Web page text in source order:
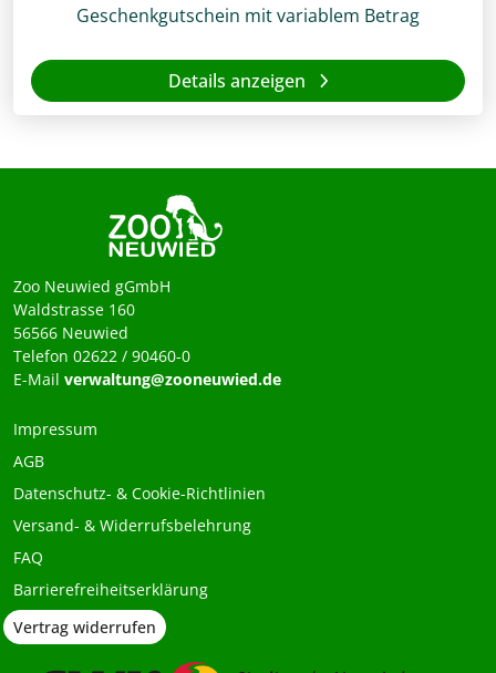
Geschenkgutschein mit variablem Betrag
Details anzeigen
Zoo Neuwied gGmbH
Waldstrasse 160
56566 Neuwied
Telefon 02622 / 90460-0
E-Mail verwaltung@zooneuwied.de
Impressum
AGB
Datenschutz- & Cookie-Richtlinien
Versand- & Widerrufsbelehrung
FAQ
Barrierefreiheitserklärung
Vertrag widerrufen